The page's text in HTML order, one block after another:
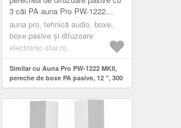
3 căi PA auna Pro PW-1222
MKII, sunetul este de partea
ta.Ambele difuzoare PA fullrange
a...
auna pro, tehnică audio, boxe,
boxe pasive și difuzoare
electronic-star.ro
Similar cu Auna Pro PW-1222 MKII,
pereche de boxe PA pasive, 12 ", 300
W RMS / 800 W max